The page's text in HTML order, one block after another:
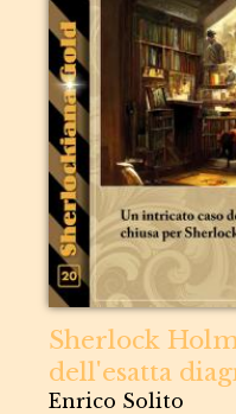
Sherlock
dell'esatta
Enrico Solito